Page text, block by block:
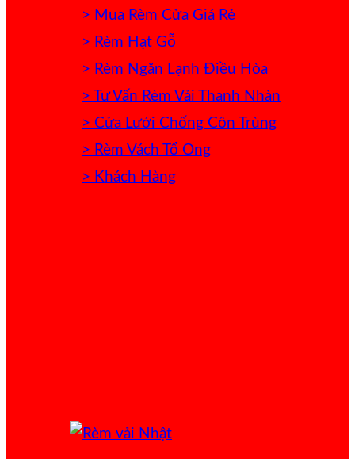
> Mua Rèm Cửa Giá Rẻ
> Rèm Hạt Gỗ
> Rèm Ngăn Lạnh Điều Hòa
> Tư Vấn Rèm Vải Thanh Nhàn
> Cửa Lưới Chống Côn Trùng
> Rèm Vách Tổ Ong
> Khách Hàng